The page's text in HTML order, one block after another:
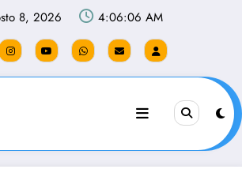
8, 2026 4:06:06 AM